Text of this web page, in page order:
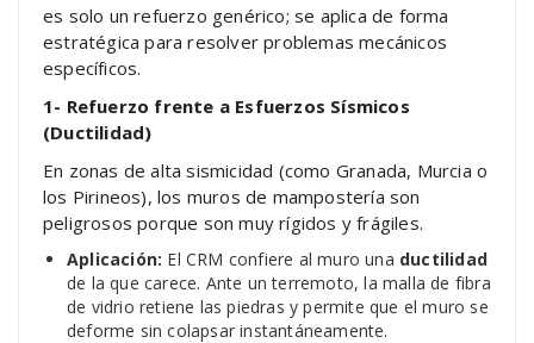
es solo un refuerzo genérico; se aplica de forma
estratégica para resolver problemas mecánicos
específicos.
1- Refuerzo frente a Esfuerzos Sísmicos
(Ductilidad)
En zonas de alta sismicidad (como Granada, Murcia o
los Pirineos), los muros de mampostería son
peligrosos porque son muy rígidos y frágiles.
Aplicación: El CRM confiere al muro una ductilidad
de la que carece. Ante un terremoto, la malla de fibra
de vidrio retiene las piedras y permite que el muro se
deforme sin colapsar instantáneamente.